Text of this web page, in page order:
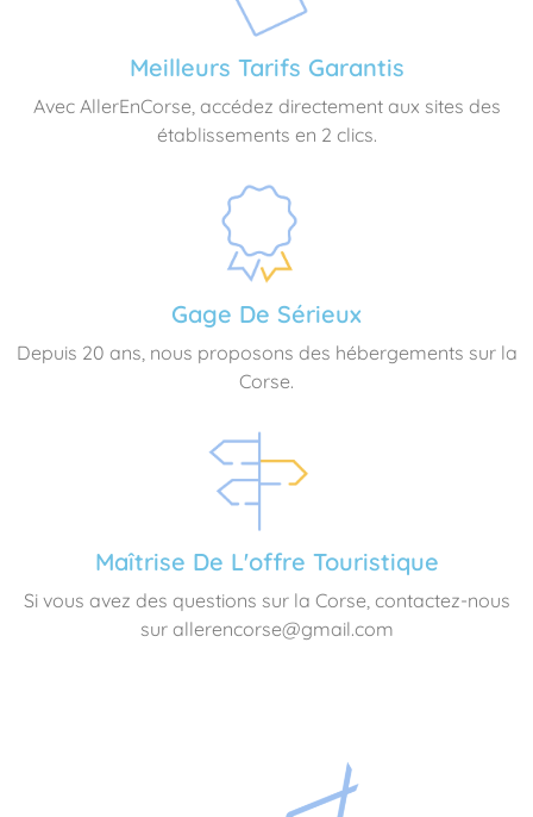
Meilleurs Tarifs Garantis
Avec AllerEnCorse, accédez directement aux sites des
établissements en 2 clics.
Gage De Sérieux
Depuis 20 ans, nous proposons des hébergements sur la
Corse.
Maîtrise De L'offre Touristique
Si vous avez des questions sur la Corse, contactez-nous
sur allerencorse@gmail.com